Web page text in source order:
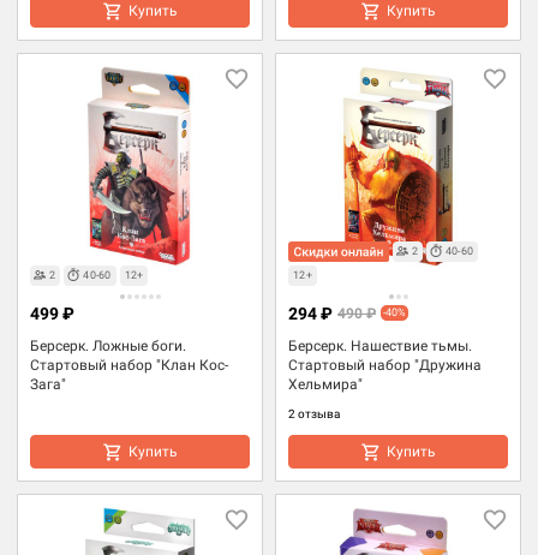
Купить Купить
2 40-60 12+
Берсерк. Ложные боги.
Стартовый набор "Клан Кос-
Зага"
499 ₽
Купить
2
40-60
12+
Берсерк. Нашествие тьмы.
Стартовый набор "Дружина
Хельмира"
2 отзыва
294 ₽ 490 ₽ -40%
Купить